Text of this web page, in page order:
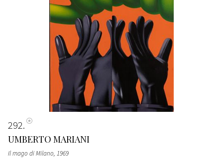
292
UMBERTO MARIANI
Il mago di Milano, 1969